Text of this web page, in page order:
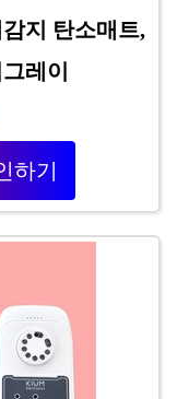
지 탄소매트,
레이
하기